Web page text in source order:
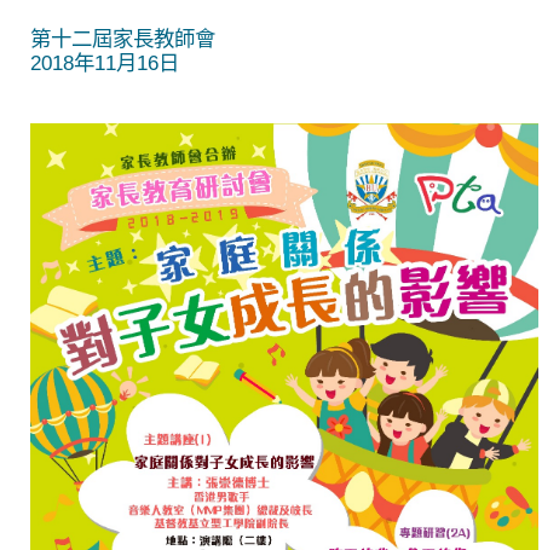
第十二屆家長教師會
2018年11月16日